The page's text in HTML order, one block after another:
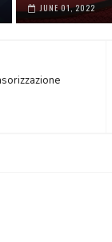
JUNE 01, 2022